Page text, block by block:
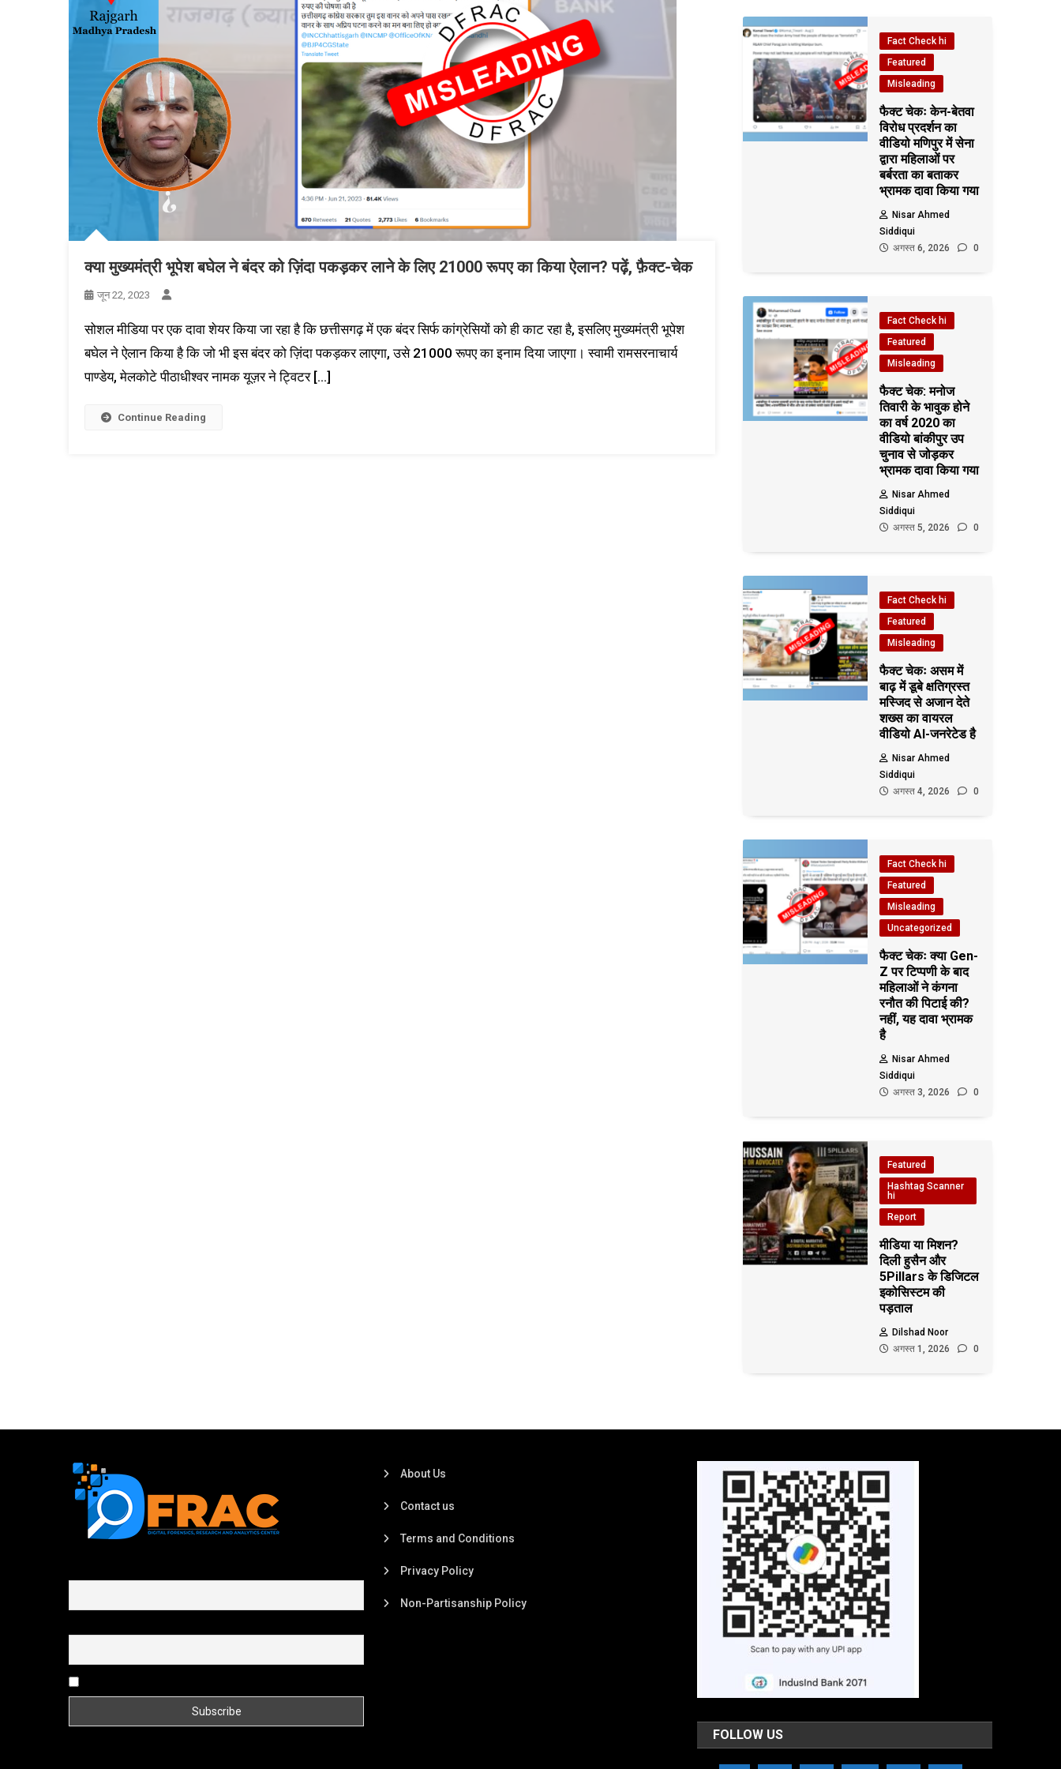
क्या मुख्यमंत्री भूपेश बघेल ने बंदर को ज़िंदा पकड़कर लाने के लिए 21000 रूपए का किया ऐलान? पढ़ें, फ़ैक्ट-चेक
जून 22, 2023
सोशल मीडिया पर एक दावा शेयर किया जा रहा है कि छत्तीसगढ़ में एक बंदर सिर्फ कांग्रेसियों को ही काट रहा है, इसलिए मुख्यमंत्री भूपेश
बघेल ने ऐलान किया है कि जो भी इस बंदर को ज़िंदा पकड़कर लाएगा, उसे 21000 रूपए का इनाम दिया जाएगा। स्वामी रामसरनाचार्य
पाण्डेय, मेलकोटे पीठाधीश्वर नामक यूज़र ने ट्विटर […]
Continue Reading
Fact Check hi
Featured
Misleading
फैक्ट चेकः केन-बेतवा
विरोध प्रदर्शन का
वीडियो मणिपुर में सेना
द्वारा महिलाओं पर
बर्बरता का बताकर
भ्रामक दावा किया गया
Nisar Ahmed
Siddiqui
अगस्त 6, 2026
0
Fact Check hi
Featured
Misleading
फैक्ट चेक: मनोज
तिवारी के भावुक होने
का वर्ष 2020 का
वीडियो बांकीपुर उप
चुनाव से जोड़कर
भ्रामक दावा किया गया
Nisar Ahmed
Siddiqui
अगस्त 5, 2026
0
Fact Check hi
Featured
Misleading
फैक्ट चेकः असम में
बाढ़ में डूबे क्षतिग्रस्त
मस्जिद से अजान देते
शख्स का वायरल
वीडियो AI-जनरेटेड है
Nisar Ahmed
Siddiqui
अगस्त 4, 2026
0
Fact Check hi
Featured
Misleading
Uncategorized
फैक्ट चेकः क्या Gen-
Z पर टिप्पणी के बाद
महिलाओं ने कंगना
रनौत की पिटाई की?
नहीं, यह दावा भ्रामक
है
Nisar Ahmed
Siddiqui
अगस्त 3, 2026
0
Featured
Hashtag Scanner
hi
Report
मीडिया या मिशन?
दिली हुसैन और
5Pillars के डिजिटल
इकोसिस्टम की
पड़ताल
Dilshad Noor
अगस्त 1, 2026
0
About Us
Contact us
Terms and Conditions
Privacy Policy
Non-Partisanship Policy
FOLLOW US